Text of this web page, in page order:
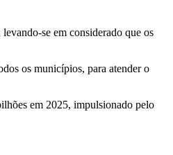
se em considerado que os
os municípios, para atender o
em 2025, impulsionado pelo